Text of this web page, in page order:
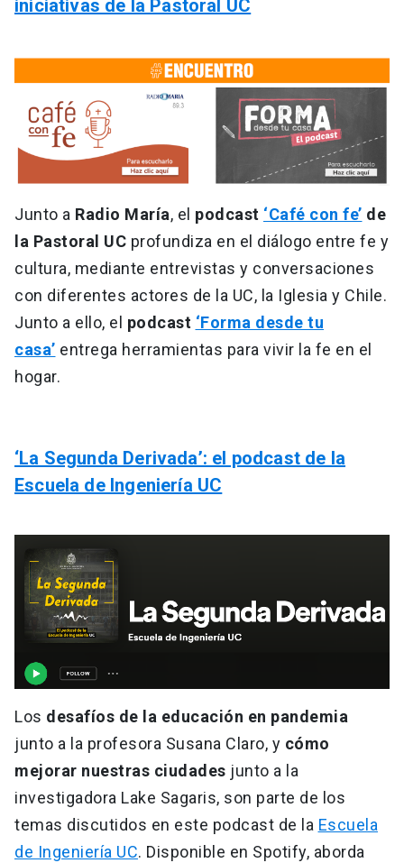
iniciativas de la Pastoral UC
Junto a Radio María, el podcast ‘Café con fe’ de
la Pastoral UC profundiza en el diálogo entre fe y
cultura, mediante entrevistas y conversaciones
con diferentes actores de la UC, la Iglesia y Chile.
Junto a ello, el podcast ‘Forma desde tu
casa’ entrega herramientas para vivir la fe en el
hogar.
‘La Segunda Derivada’: el podcast de la
Escuela de Ingeniería UC
Los desafíos de la educación en pandemia
junto a la profesora Susana Claro, y cómo
mejorar nuestras ciudades junto a la
investigadora Lake Sagaris, son parte de los
temas discutidos en este podcast de la Escuela
de Ingeniería UC. Disponible en Spotify, aborda